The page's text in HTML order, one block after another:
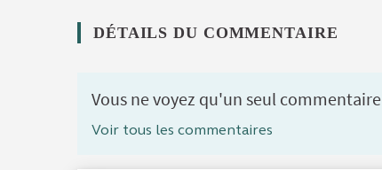
DÉTAILS DU COMMENTAIRE
Vous ne voyez qu'un seul commentaire
Voir tous les commentaires